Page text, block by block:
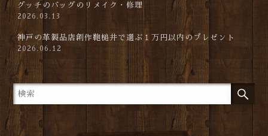
グッチのバッグのリメイク・修理
2026.03.13
神戸の革製品店創作鞄槌井で選ぶ１万円以内のプレゼント
2026.06.12